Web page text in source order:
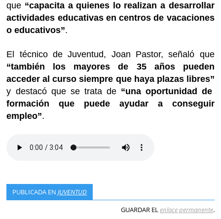
que “capacita a quienes lo realizan a desarrollar
actividades educativas en centros de vacaciones
o educativos”.
El técnico de Juventud, Joan Pastor, señaló que
“también los mayores de 35 años pueden
acceder al curso siempre que haya plazas libres”
y destacó que se trata de “una oportunidad de
formación que puede ayudar a conseguir
empleo”.
PUBLICADA ENJUVENTUD
GUARDAR ELenlace permanente.